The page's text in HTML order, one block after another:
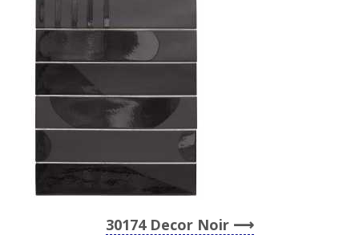
30174 Decor Noir